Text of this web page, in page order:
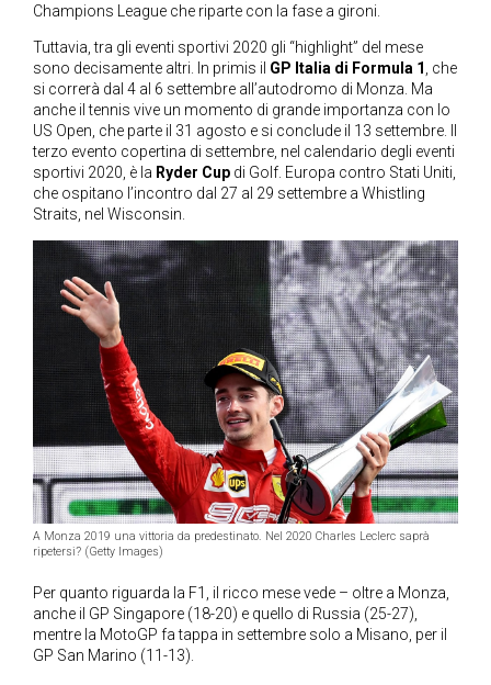
Champions League che riparte con la fase a gironi.
Tuttavia, tra gli eventi sportivi 2020 gli “highlight” del mese
sono decisamente altri. In primis il GP Italia di Formula 1 , che
si correrà dal 4 al 6 settembre all’autodromo di Monza. Ma
anche il tennis vive un momento di grande importanza con lo
US Open, che parte il 31 agosto e si conclude il 13 settembre. Il
terzo evento copertina di settembre, nel calendario degli eventi
sportivi 2020, è la Ryder Cup di Golf. Europa contro Stati Uniti,
che ospitano l’incontro dal 27 al 29 settembre a Whistling
Straits, nel Wisconsin.
A Monza 2019 una vittoria da predestinato. Nel 2020 Charles Leclerc saprà
ripetersi? (Getty Images)
Per quanto riguarda la F1, il ricco mese vede – oltre a Monza,
anche il GP Singapore (18-20) e quello di Russia (25-27),
mentre la MotoGP fa tappa in settembre solo a Misano, per il
GP San Marino (11-13).